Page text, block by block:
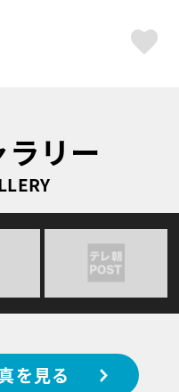
リー
を見る